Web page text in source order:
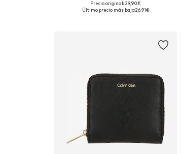
Tallas disponibles: 55-60
Precio original: 39,90€
Último precio más bajo:26,91€